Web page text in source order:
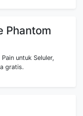
Phantom
untuk Seluler,
gratis.